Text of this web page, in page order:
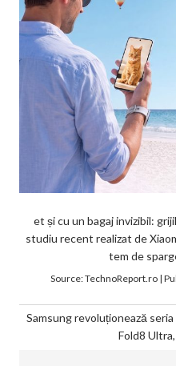
et și cu un bagaj invizibil:
studiu recent realizat de
tem de
Source:TechnoReport.ro|
Samsung revoluționează
Fold8